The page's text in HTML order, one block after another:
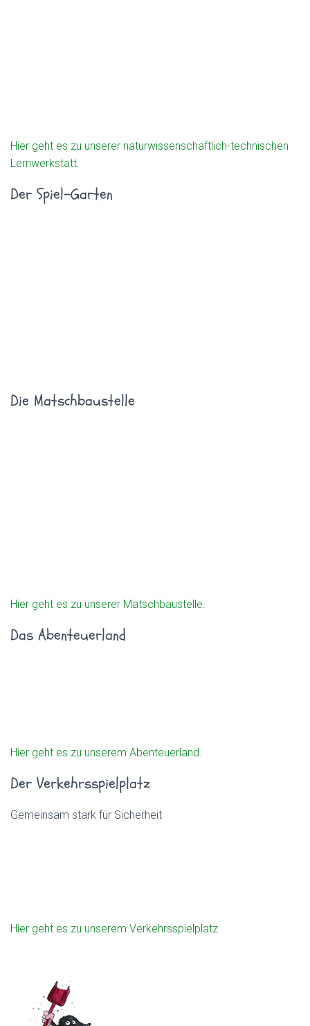
Hier geht es zu unserer naturwissenschaftlich-technischen
Lernwerkstatt
Der Spiel-Garten
Die Matschbaustelle
Hier geht es zu unserer Matschbaustelle
Das Abenteuerland
Hier geht es zu unserem Abenteuerland
Der Verkehrsspielplatz
Gemeinsam stark für Sicherheit
Hier geht es zu unserem Verkehrsspielplatz